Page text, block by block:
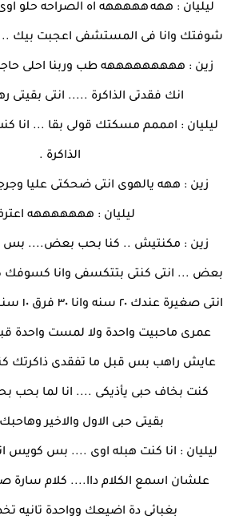
ليليان : ههههههههه اه الصراحه حلو
شوفتك وانا فى المستشفى اعجبت بيك
زين : هههههههههه طب وربنا احلى
انك فقدتى الذاكرة ..... انتى بقيتى
ليليان : امممم مسكتك قولى بقا ... انا
الذاكرة .
زين : ههه يالهوى انتى ضحكتى عليا
ليليان : هههههههه
زين : مكنتيش .. كنا بحب بعض.... بس
بعض ... انتى كنتى بتتكسفى وانا كسوفك
انتى
عمرى ماحبيت واحدة ولا لمست واحدة
عايش راهب بس قبل ما تفقدى ذاكرتك
كنت بخاف حبى يأذيكى .... انا لما بحب
بقيتى حبى الاول والاخير
ليليان : انا كنت هبله اوى .... بس كويس
علشان اسمع الكلام داا.... كلام سارة
بغبائى دة اضيعك وواحدة تانيه